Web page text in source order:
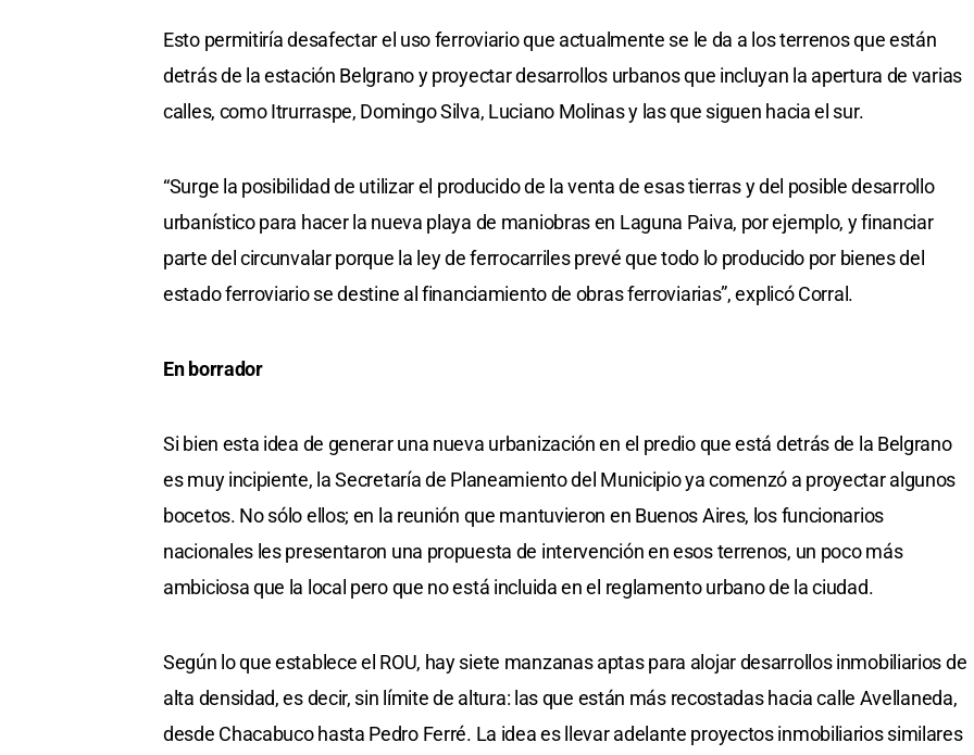
Esto permitiría desafectar el uso ferroviario que actualmente se le da a los terrenos que están
detrás de la estación Belgrano y proyectar desarrollos urbanos que incluyan la apertura de varias
calles, como Itrurraspe, Domingo Silva, Luciano Molinas y las que siguen hacia el sur.
“Surge la posibilidad de utilizar el producido de la venta de esas tierras y del posible desarrollo
urbanístico para hacer la nueva playa de maniobras en Laguna Paiva, por ejemplo, y financiar
parte del circunvalar porque la ley de ferrocarriles prevé que todo lo producido por bienes del
estado ferroviario se destine al financiamiento de obras ferroviarias”, explicó Corral.
En borrador
Si bien esta idea de generar una nueva urbanización en el predio que está detrás de la Belgrano
es muy incipiente, la Secretaría de Planeamiento del Municipio ya comenzó a proyectar algunos
bocetos. No sólo ellos; en la reunión que mantuvieron en Buenos Aires, los funcionarios
nacionales les presentaron una propuesta de intervención en esos terrenos, un poco más
ambiciosa que la local pero que no está incluida en el reglamento urbano de la ciudad.
Según lo que establece el ROU, hay siete manzanas aptas para alojar desarrollos inmobiliarios de
alta densidad, es decir, sin límite de altura: las que están más recostadas hacia calle Avellaneda,
desde Chacabuco hasta Pedro Ferré. La idea es llevar adelante proyectos inmobiliarios similares